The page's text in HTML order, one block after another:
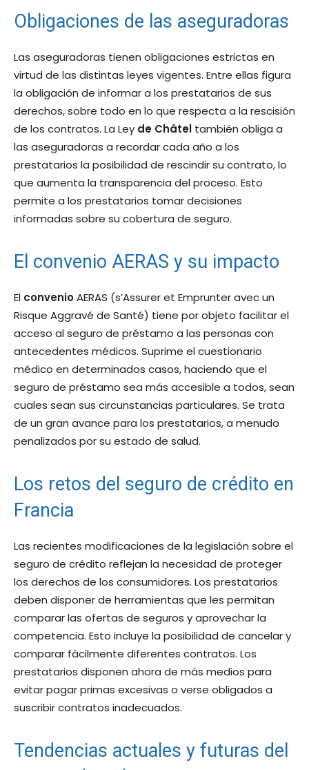
Obligaciones de las aseguradoras
Las aseguradoras tienen obligaciones estrictas en
virtud de las distintas leyes vigentes. Entre ellas figura
la obligación de informar a los prestatarios de sus
derechos, sobre todo en lo que respecta a la rescisión
de los contratos. La Ley de Châtel también obliga a
las aseguradoras a recordar cada año a los
prestatarios la posibilidad de rescindir su contrato, lo
que aumenta la transparencia del proceso. Esto
permite a los prestatarios tomar decisiones
informadas sobre su cobertura de seguro.
El convenio AERAS y su impacto
El convenioAERAS (s’Assurer et Emprunter avec un
Risque Aggravé de Santé) tiene por objeto facilitar el
acceso al seguro de préstamo a las personas con
antecedentes médicos. Suprime el cuestionario
médico en determinados casos, haciendo que el
seguro de préstamo sea más accesible a todos, sean
cuales sean sus circunstancias particulares. Se trata
de un gran avance para los prestatarios, a menudo
penalizados por su estado de salud.
Los retos del seguro de crédito en
Francia
Las recientes modificaciones de la legislación sobre el
seguro de crédito reflejan la necesidad de proteger
los derechos de los consumidores. Los prestatarios
deben disponer de herramientas que les permitan
comparar las ofertas de seguros y aprovechar la
competencia. Esto incluye la posibilidad de cancelar y
comparar fácilmente diferentes contratos. Los
prestatarios disponen ahora de más medios para
evitar pagar primas excesivas o verse obligados a
suscribir contratos inadecuados.
Tendencias actuales y futuras del